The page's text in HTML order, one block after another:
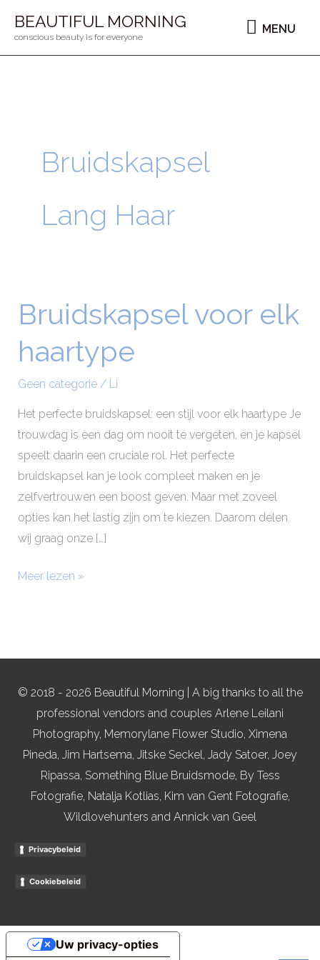
naarBEAUTIFUL MORNING
conscious beauty is for everyone
MENU
MENU
Bruidskapsel
Lang Haar
Bruidskapsel voor elk
haartype
Geen categorie/ Li
Het perfecte bruidskapsel: een stijl voor elk haartype Je
trouwdag is een dag om nooit te vergeten, en je kapsel
speelt daarin een cruciale rol. Het perfecte
bruidskapsel kan je look compleet maken en je
zelfvertrouwen een boost geven. Maar met zoveel
opties kan het lastig zijn om te kiezen. Daarom delen
wij graag onze […]
Bruidskapsel
voor
elk
Meer lezen »
© 2018 - 2026 Beautiful Morning | A big thanks to all the
professional vendors and couples Arlene Leilani
Photography, Memorylane Flower Studio, Ximena
Pineda, Jim Hartsema, Jitske Seckel, Jady Satoer, Joey
Ripassa, Something Blue Bruidsmode, By Tess
Fotografie, Natalja Kotlias, Kim van Gent Fotografie,
Wildlovehunters and Annick van Geel
Privacybeleid
Cookiebeleid
Uw privacy-opties